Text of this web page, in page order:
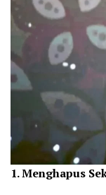
1. Menghapus